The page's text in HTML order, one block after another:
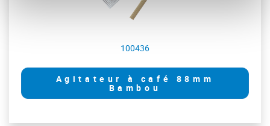
100436
Agitateur à café 88mm
Bambou